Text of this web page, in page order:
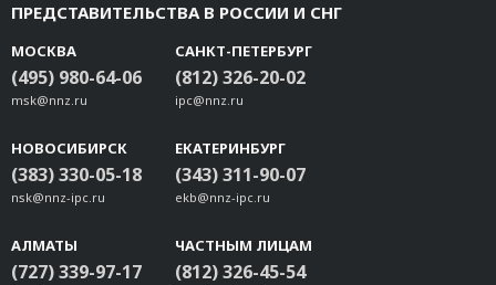
ПРЕДСТАВИТЕЛЬСТВА В РОССИИ И СНГ
МОСКВА
(495) 980-64-06
msk@nnz.ru
САНКТ-ПЕТЕРБУРГ
(812) 326-20-02
ipc@nnz.ru
НОВОСИБИРСК
(383) 330-05-18
nsk@nnz-ipc.ru
ЕКАТЕРИНБУРГ
(343) 311-90-07
ekb@nnz-ipc.ru
АЛМАТЫ
(727) 339-97-17
ЧАСТНЫМ ЛИЦАМ
(812) 326-45-54